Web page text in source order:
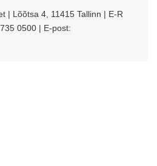
| Lõõtsa 4, 11415 Tallinn | E-R
0500 | E-post: